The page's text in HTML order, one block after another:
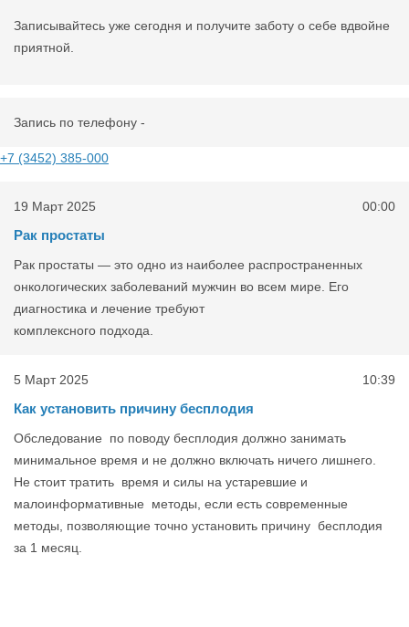
Записывайтесь уже сегодня и получите заботу о себе вдвойне
приятной.
Запись по телефону -
+7 (3452) 385-000
19 Март 2025 00:00
Рак простаты
Рак простаты — это одно из наиболее распространенных
онкологических заболеваний мужчин во всем мире. Его
диагностика и лечение требуют
комплексного подхода.
5 Март 2025 10:39
Как установить причину бесплодия
Обследование по поводу бесплодия должно занимать
минимальное время и не должно включать ничего лишнего.
Не стоит тратить время и силы на устаревшие и
малоинформативные методы, если есть современные
методы, позволяющие точно установить причину бесплодия
за 1 месяц.